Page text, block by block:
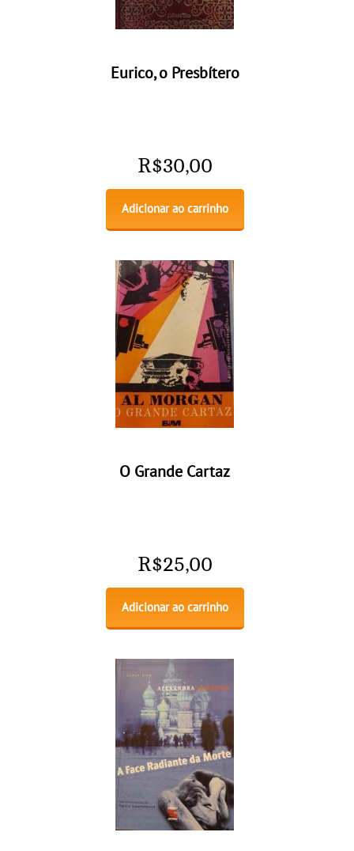
Eurico, o Presbítero
R$30,00
Adicionar ao carrinho
O Grande Cartaz
R$25,00
Adicionar ao carrinho